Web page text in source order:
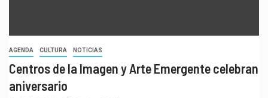
AGENDA CULTURA NOTICIAS
Centros de la Imagen y Arte Emergente celebran
aniversario